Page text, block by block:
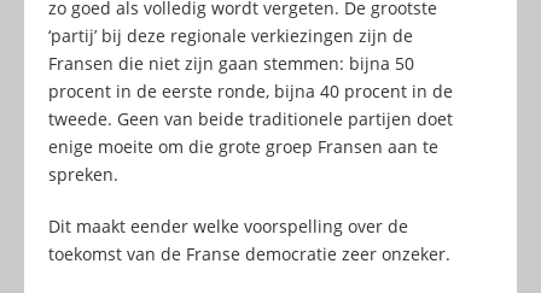
zo goed als volledig wordt vergeten. De grootste
‘partij’ bij deze regionale verkiezingen zijn de
Fransen die niet zijn gaan stemmen: bijna 50
procent in de eerste ronde, bijna 40 procent in de
tweede. Geen van beide traditionele partijen doet
enige moeite om die grote groep Fransen aan te
spreken.
Dit maakt eender welke voorspelling over de
toekomst van de Franse democratie zeer onzeker.